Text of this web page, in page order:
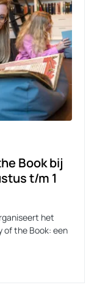
Book bij
t/m 1
het
of the Book: een